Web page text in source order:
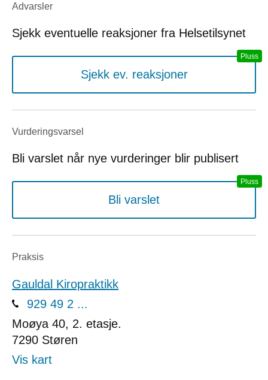
Advarsler
Sjekk eventuelle reaksjoner fra Helsetilsynet
Sjekk ev. reaksjoner
Vurderings­varsel
Bli varslet når nye vurderinger blir publisert
Bli varslet
Praksis
Gauldal Kiropraktikk
929 49 2 ...
Moøya 40, 2. etasje.
7290 Støren
Vis kart